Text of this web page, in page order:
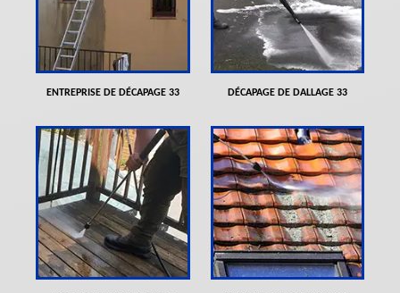
ENTREPRISE DE DÉCAPAGE 33 DÉCAPAGE DE DALLAGE 33